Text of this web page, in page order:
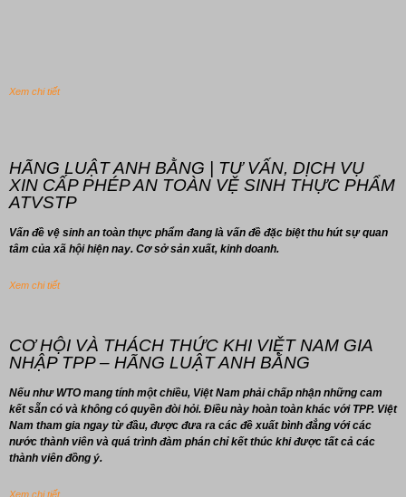
Xem chi tiết
HÃNG LUẬT ANH BẰNG | TƯ VẤN, DỊCH VỤ
XIN CẤP PHÉP AN TOÀN VỆ SINH THỰC PHẨM
ATVSTP
Vấn đề vệ sinh an toàn thực phẩm đang là vấn đề đặc biệt thu hút sự quan
tâm của xã hội hiện nay. Cơ sở sản xuất, kinh doanh.
Xem chi tiết
CƠ HỘI VÀ THÁCH THỨC KHI VIỆT NAM GIA
NHẬP TPP – HÃNG LUẬT ANH BẰNG
Nếu như WTO mang tính một chiều, Việt Nam phải chấp nhận những cam
kết sẵn có và không có quyền đòi hỏi. Điều này hoàn toàn khác với TPP. Việt
Nam tham gia ngay từ đầu, được đưa ra các đề xuất bình đẳng với các
nước thành viên và quá trình đàm phán chỉ kết thúc khi được tất cả các
thành viên đồng ý.
Xem chi tiết